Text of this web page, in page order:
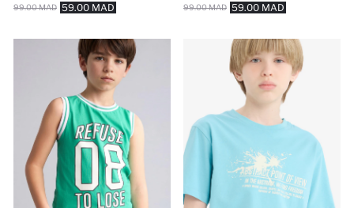
59.00 MAD
99.00 MAD 59.00 MAD
99.00 MAD